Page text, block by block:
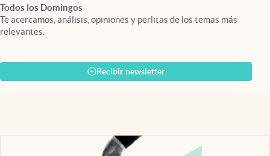
Todos los Domingos
Te acercamos, análisis, opiniones y perlitas de los temas más
relevantes.
Recibir newsletter